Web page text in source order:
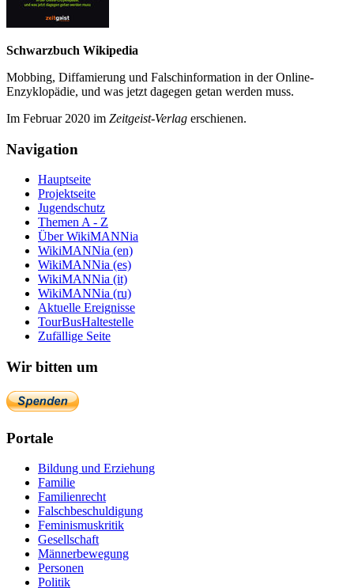
Schwarzbuch Wikipedia
Mobbing, Diffamierung und Falsch­information in der Online-
Enzyklo­pädie, und was jetzt da­gegen getan werden muss.
Im Februar 2020 im Zeit­geist-Verlag erschienen.
Navigation
Hauptseite
Projektseite
Jugendschutz
Themen A - Z
Über WikiMANNia
WikiMANNia (en)
WikiMANNia (es)
WikiMANNia (it)
WikiMANNia (ru)
Aktuelle Ereignisse
TourBusHaltestelle
Zufällige Seite
Wir bitten um
Portale
Bildung und Erziehung
Familie
Familienrecht
Falschbeschuldigung
Feminismuskritik
Gesellschaft
Männerbewegung
Personen
Politik